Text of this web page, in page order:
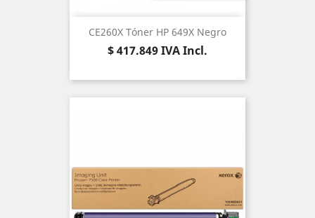
CE260X Tóner HP 649X Negro
Precio
$ 417.849IVA Incl.